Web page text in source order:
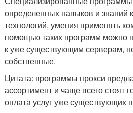
определенных навыков и знаний
технологий, умения применять
помощью таких программ можно
к уже существующим серверам,
собственные.
Цитата: программы прокси
ассортимент и чаще всего стоят
оплата услуг уже существующих